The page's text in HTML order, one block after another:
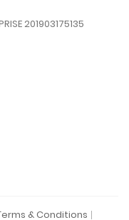
201903175135
& Conditions